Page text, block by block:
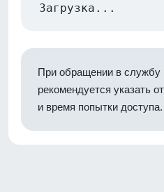
Загрузка...
При обращении в службу
рекомендуется указать
и время попытки доступа.